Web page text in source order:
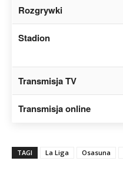
Rozgrywki
Stadion
Transmisja TV
Transmisja online
TAGI La Liga Osasuna